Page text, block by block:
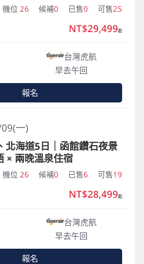
機位 26 候補0 已售0 可售25
台灣虎航
早去午回
NT$29,499起
報名
一)
北海道5日｜函館鑽石夜景
× 兩晚溫泉住宿
機位 26 候補0 已售6 可售19
台灣虎航
早去午回
NT$28,499起
報名